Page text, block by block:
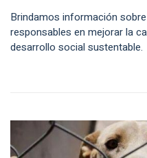
Brindamos información
responsables en mejorar la
desarrollo social sustentable.